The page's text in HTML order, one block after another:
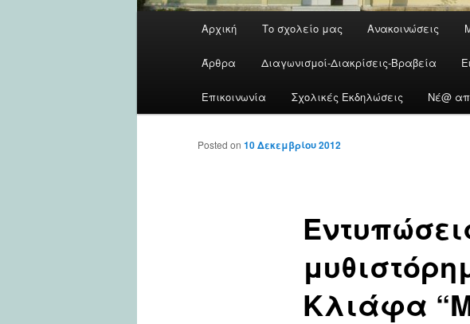
Αρχική Το σχολείο μας Ανακοινώσεις
Άρθρα Διαγωνισμοί-Διακρίσεις-Βραβεία
Επικοινωνία Σχολικές Εκδηλώσεις Νέ@
Κλιάφα
Posted on 10 Δεκεμβρίου 2012